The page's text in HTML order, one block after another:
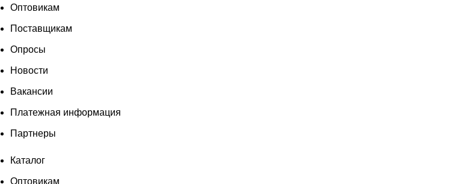
Оптовикам
Поставщикам
Опросы
Новости
Вакансии
Платежная информация
Партнеры
Каталог
Оптовикам